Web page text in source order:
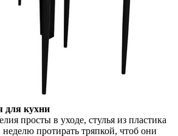
для кухни
просты в уходе, стулья из пластика
неделю протирать тряпкой, чтоб они